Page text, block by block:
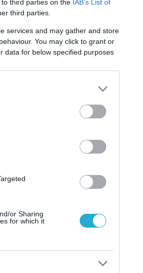
third parties on the IAB’s List of
third parties.
services and may gather and store
You may click to grant or
data for below specified purposes
or Sharing
for which it
του